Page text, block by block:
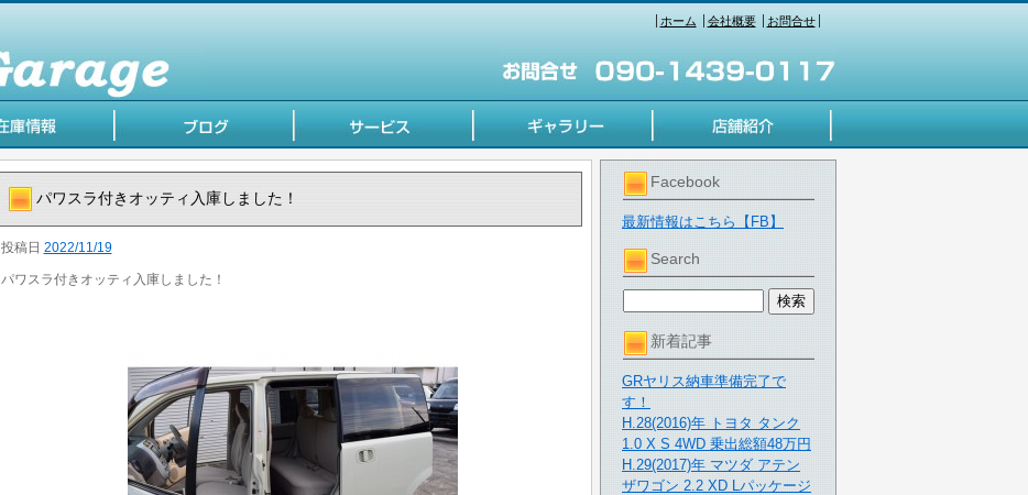
ホーム 会社概要 お問合せ
Facebook
最新情報はこちら【FB】
Search
新着記事
GRヤリス納車準備完了で
す！
H.28(2016)年 トヨタ タンク
1.0 X S 4WD 乗出総額48万円
H.29(2017)年 マツダ アテン
ザワゴン 2.2 XD Lパッケージ
パワスラ付きオッティ入庫しました！
投稿日 2022/11/19
パワスラ付きオッティ入庫しました！